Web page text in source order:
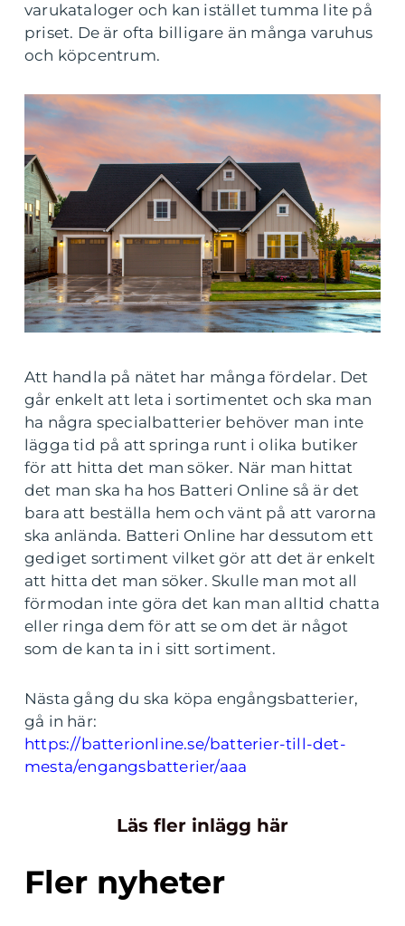
varukataloger och kan istället tumma lite på
priset. De är ofta billigare än många varuhus
och köpcentrum.
Att handla på nätet har många fördelar. Det
går enkelt att leta i sortimentet och ska man
ha några specialbatterier behöver man inte
lägga tid på att springa runt i olika butiker
för att hitta det man söker. När man hittat
det man ska ha hos Batteri Online så är det
bara att beställa hem och vänt på att varorna
ska anlända. Batteri Online har dessutom ett
gediget sortiment vilket gör att det är enkelt
att hitta det man söker. Skulle man mot all
förmodan inte göra det kan man alltid chatta
eller ringa dem för att se om det är något
som de kan ta in i sitt sortiment.
Nästa gång du ska köpa engångsbatterier,
gå in här:
https://batterionline.se/batterier-till-det-
mesta/engangsbatterier/aaa
Läs fler inlägg här
Fler nyheter